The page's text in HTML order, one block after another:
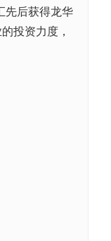
先后获得龙华
投资力度，